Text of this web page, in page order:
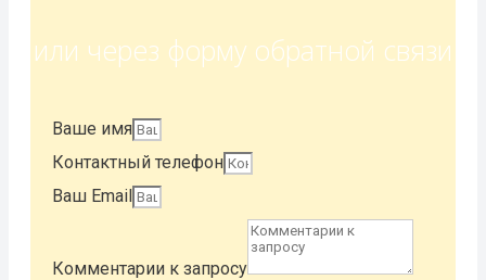
или через форму обратной связи​
Ваше имя
Контактный телефон
Ваш Email
Комментарии к запросу